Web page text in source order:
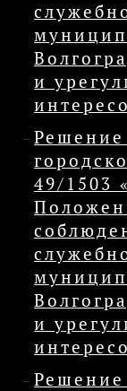
и
Решение
49/1503
и
Решение